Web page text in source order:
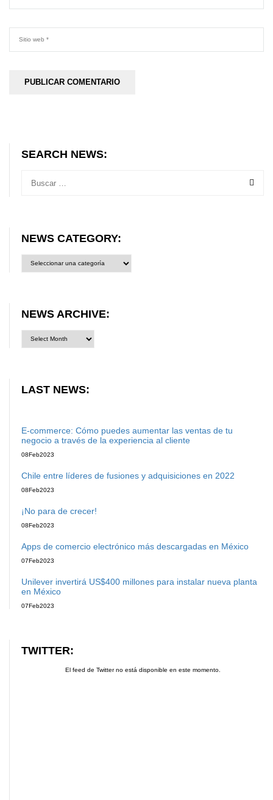
SEARCH NEWS:
NEWS CATEGORY:
category:
NEWS ARCHIVE:
LAST NEWS:
E-commerce: Cómo puedes aumentar las ventas de tu
negocio a través de la experiencia al cliente
08Feb2023
Chile entre líderes de fusiones y adquisiciones en 2022
08Feb2023
¡No para de crecer!
08Feb2023
Apps de comercio electrónico más descargadas en México
07Feb2023
Unilever invertirá US$400 millones para instalar nueva planta
en México
07Feb2023
TWITTER:
El feed de Twitter no está disponible en este momento.